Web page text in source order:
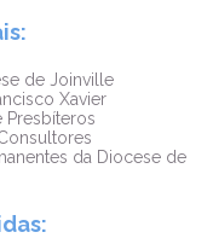
de Joinville
Xavier
da Diocese de